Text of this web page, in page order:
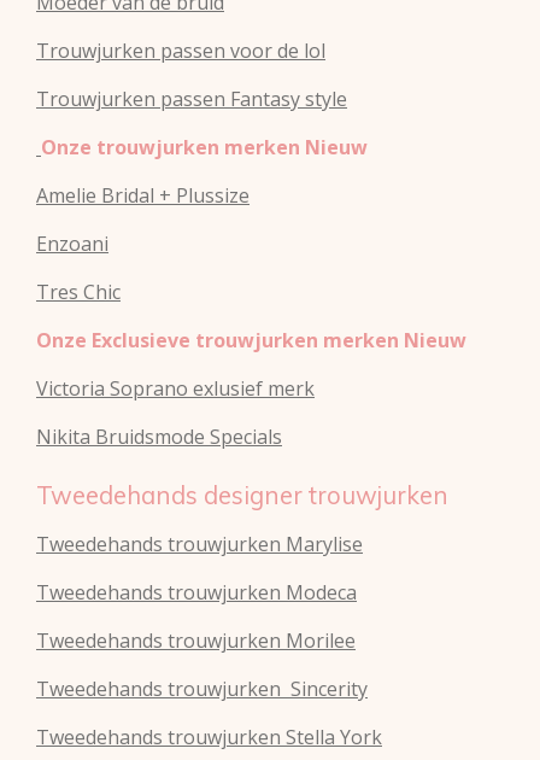
Trouwjurken passen voor de lol
Trouwjurken passen Fantasy style
Onze trouwjurken merken Nieuw
Amelie Bridal + Plussize
Enzoani
Tres Chic
Onze Exclusieve trouwjurken merken Nieuw
Victoria Soprano exlusief merk
Nikita Bruidsmode Specials
Tweedehands designer trouwjurken
Tweedehands trouwjurken Marylise
Tweedehands trouwjurken Modeca
Tweedehands trouwjurken Morilee
Tweedehands trouwjurken Sincerity
Tweedehands trouwjurken Stella York